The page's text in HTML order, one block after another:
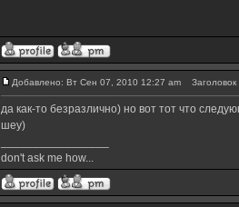
Добавлено: Вт Сен 07, 2010 12:27 am
да как-то безразлично) но вот тот что
шеу)
don't ask me how...